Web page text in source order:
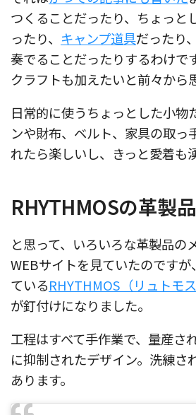
つくることだったり、ちょっと
ったり、 キャンプ道具だったり
奏でることだったりするわけで
クラフトも加えたいと前々から
日常的に使うちょっとした小物
ンや財布、ベルト、家具の取っ
れたら楽しいし、きっと愛着も
RHYTHMOSの革製品
と思って、いろいろな革製品の
WEBサイトを見ていたのです
ているRHYTHMOS（リュトモス
が釘付けになりました。
工程はすべて手作業で、量産さ
に抑制されたデザイン。洗練さ
あります。